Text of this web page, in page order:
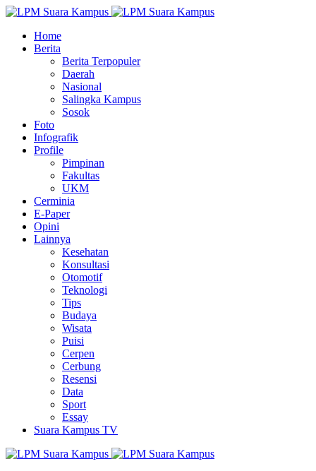
Home
Berita
Berita Terpopuler
Daerah
Nasional
Salingka Kampus
Sosok
Foto
Infografik
Profile
Pimpinan
Fakultas
UKM
Cerminia
E-Paper
Opini
Lainnya
Kesehatan
Konsultasi
Otomotif
Teknologi
Tips
Budaya
Wisata
Puisi
Cerpen
Cerbung
Resensi
Data
Sport
Essay
Suara Kampus TV